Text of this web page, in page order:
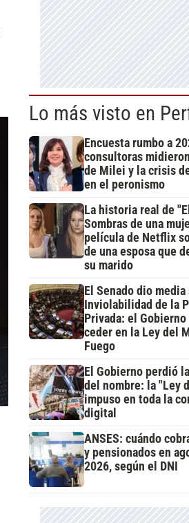
Lo más visto en
Encuesta rumbo a
consultoras
de Milei y la crisis
en el peronismo
La historia real de
Sombras de una
película de Netflix
de una esposa que
su marido
El Senado dio media
Inviolabilidad de la
Privada: el Gobierno
ceder en la Ley del
Fuego
El Gobierno perdió
del nombre: la "Ley
impuso en toda la
digital
ANSES: cuándo
y pensionados en
2026, según el DNI